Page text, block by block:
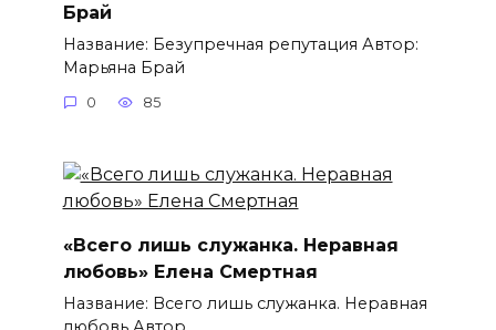
Брай
Название: Безупречная репутация Автор:
Марьяна Брай
0 85
«Всего лишь служанка. Неравная
любовь» Елена Смертная
Название: Всего лишь служанка. Неравная